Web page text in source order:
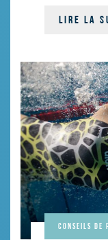
LIRE LA
Conseils de